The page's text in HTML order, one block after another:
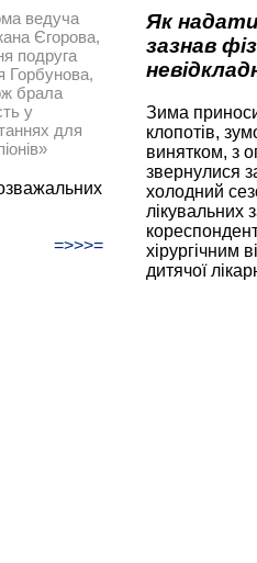
ведуча
Єгорова,
подруга
Горбунова,
брала
у
для
=>>>=
Як
зазнав
Зима
клопотів,
винятком, з
звернулися
холодний
лікувальних
хірургічним
дитячої